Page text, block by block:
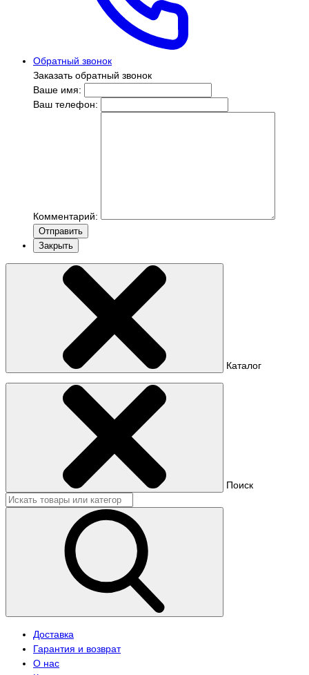
Обратный звонок
Заказать обратный звонок
Ваше имя:
Ваш телефон:
Комментарий:
Отправить
Закрыть
Каталог
Поиск
Доставка
Гарантия и возврат
О нас